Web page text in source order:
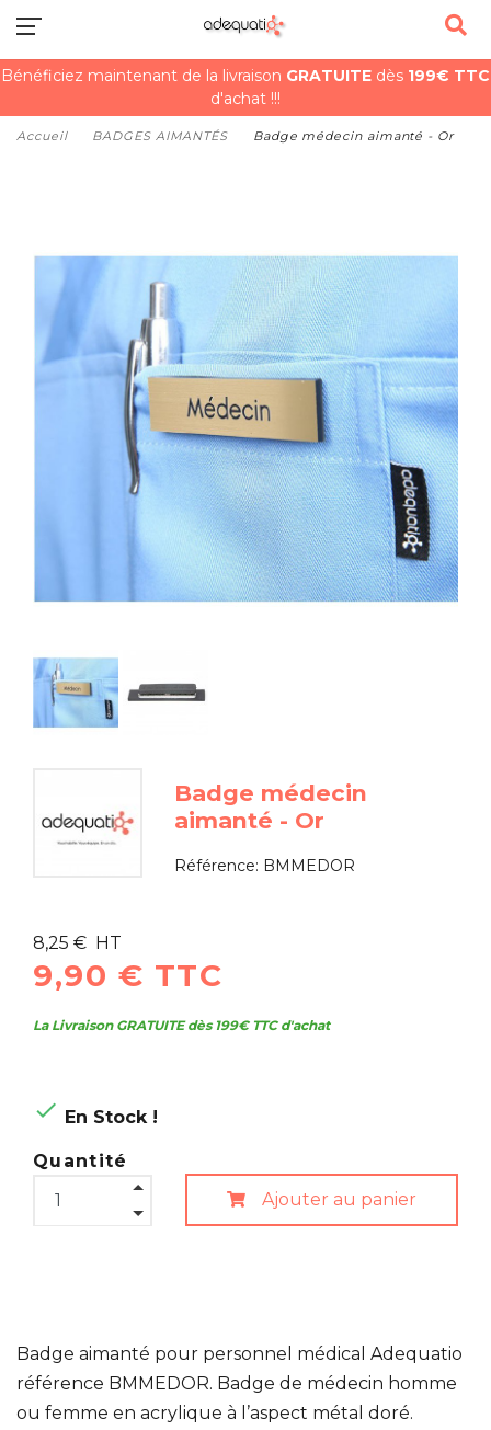
Bénéficiez maintenant de la livraison GRATUITE dès 199€ TTC
d'achat !!!
Accueil BADGES AIMANTÉS Badge médecin aimanté - Or
Badge médecin
aimanté - Or
Référence: BMMEDOR
8,25 € HT
9,90 € TTC
La Livraison GRATUITE dès 199€ TTC d'achat
 En Stock !
Quantité
Ajouter au panier
Badge aimanté pour personnel médical Adequatio
référence BMMEDOR. Badge de médecin homme
ou femme en acrylique à l’aspect métal doré.